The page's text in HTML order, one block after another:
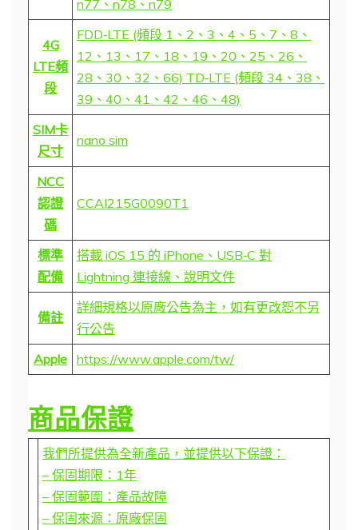
n77、n78、n79
4G
LTE頻
段
FDD‑LTE (頻段 1、2、3、4、5、7、8、
12、13、17、18、19、20、25、26、
28、30、32、66) TD‑LTE (頻段 34、38、
39、40、41、42、46、48)
SIM卡
尺寸
nano sim
NCC
認證
碼
CCAI215G0090T1
標準
配備
搭載 iOS 15 的 iPhone、USB‑C 對
Lightning 連接線、說明文件
備註
詳細規格以原廠公告為主，如有更改恕不另
行公告
Apple https://www.apple.com/tw/
商品保證
我們所提供為全新產品，並提供以下保證：
– 保固期限：1年
– 保固範圍：產品故障
– 保固來源：原廠保固